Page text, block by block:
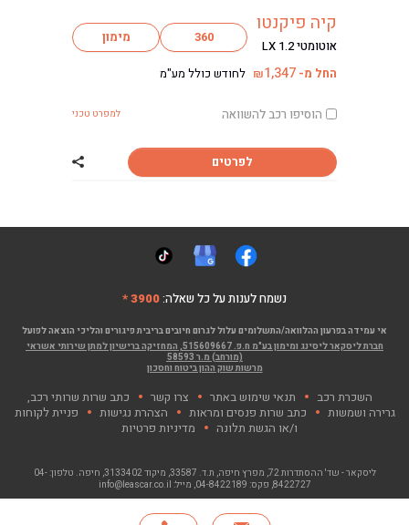
קיה פיקנטו
אוטומטי LX 1.2 360 מימון
החל מ- ₪1,347 לחודש כולל מע"מ
הוסיפו רכב להשוואה למפרט טכני
לפרטים שתף רכב קיה
נשמח לענות על כל שאלה:3900 *
אי עמידה בפרעון ההלוואה/התשלומים עלול לגרום חיובים בריבית פיגורים והליכי הוצאה לפועל
חברת ליסקאר ליסינג ומימון בע"מ ח.פ. 515609667, המחזיקה ברישיון למתן שירותי אשראי
(מורחב) מ.ר 58593
מרשות שוק ההון ביטוח וחסכון
השכרת רכב תנאי שימוש באתר צרו קשר
כתב שרות שרותי רכב,
גרירה ושמשות
כתב שרות פנסים ומראות הצהרת נגישות
פניית לקוחות
ו/או הגשת תלונה
מדיניות פרטיות
ליסקאר - שד' ההסתדרות 72, מפרץ חיפה , ת.ד. 33587, מיקוד 3133402, חיפה. טלפון:
04-
8422727, פקס: 04-8422189, מייל: info@leascar.co.il
© כל הזכויות שמורות לליסקאר בע"מ 2026